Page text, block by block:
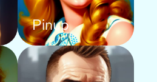
Pinup